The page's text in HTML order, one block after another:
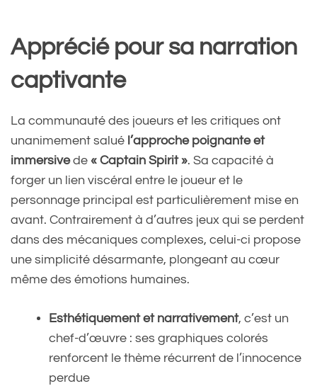
Apprécié pour sa narration
captivante
La communauté des joueurs et les critiques ont
unanimement salué l’approche poignante et
immersivede « Captain Spirit ». Sa capacité à
forger un lien viscéral entre le joueur et le
personnage principal est particulièrement mise en
avant. Contrairement à d’autres jeux qui se perdent
dans des mécaniques complexes, celui-ci propose
une simplicité désarmante, plongeant au cœur
même des émotions humaines.
Esthétiquement et narrativement, c’est un
chef-d’œuvre : ses graphiques colorés
renforcent le thème récurrent de l’innocence
perdue